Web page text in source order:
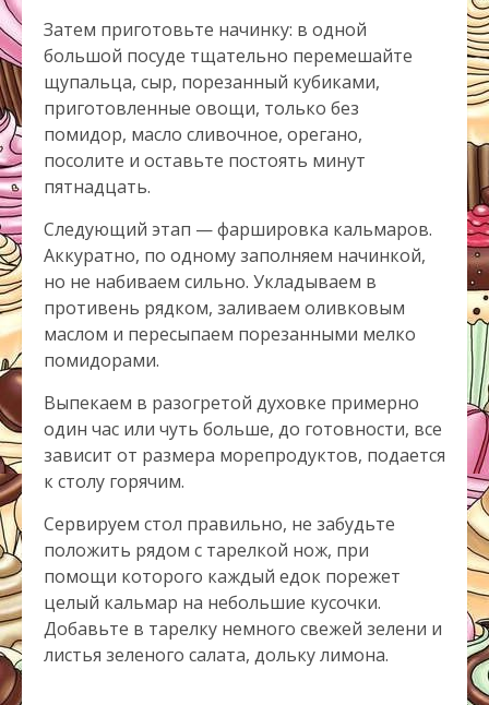
Затем приготовьте начинку: в одной
большой посуде тщательно перемешайте
щупальца, сыр, порезанный кубиками,
приготовленные овощи, только без
помидор, масло сливочное, орегано,
посолите и оставьте постоять минут
пятнадцать.
Следующий этап — фаршировка кальмаров.
Аккуратно, по одному заполняем начинкой,
но не набиваем сильно. Укладываем в
противень рядком, заливаем оливковым
маслом и пересыпаем порезанными мелко
помидорами.
Выпекаем в разогретой духовке примерно
один час или чуть больше, до готовности, все
зависит от размера морепродуктов, подается
к столу горячим.
Сервируем стол правильно, не забудьте
положить рядом с тарелкой нож, при
помощи которого каждый едок порежет
целый кальмар на небольшие кусочки.
Добавьте в тарелку немного свежей зелени и
листья зеленого салата, дольку лимона.